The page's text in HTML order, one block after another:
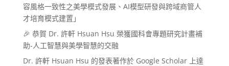
容風格一致性之美學模式發展、AI模型研發與跨域商管人
才培育模式建置」
🎉 恭賀 Dr. 許軒 Hsuan Hsu 榮獲國科會專題研究計畫補
助-人工智慧與美學智慧的交融
Dr. 許軒 Hsuan Hsu 的發表著作於 Google Scholar 上達